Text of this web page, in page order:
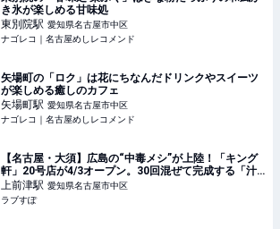
き氷が楽しめる甘味処
東別院駅 愛知県名古屋市中区
ナゴレコ｜名古屋めしレコメンド
矢場町の「ロク」は花にちなんだドリンクやスイーツ
が楽しめる癒しのカフェ
矢場町駅 愛知県名古屋市中区
ナゴレコ｜名古屋めしレコメンド
【名古屋・大須】広島の“中毒メシ”が上陸！「キング
軒」20号店が4/3オープン。30回混ぜて完成する「汁
なし担担麺」のシビれる旨さを体感せよ！ - ラブすぽ
上前津駅 愛知県名古屋市中区
ラブすぽ